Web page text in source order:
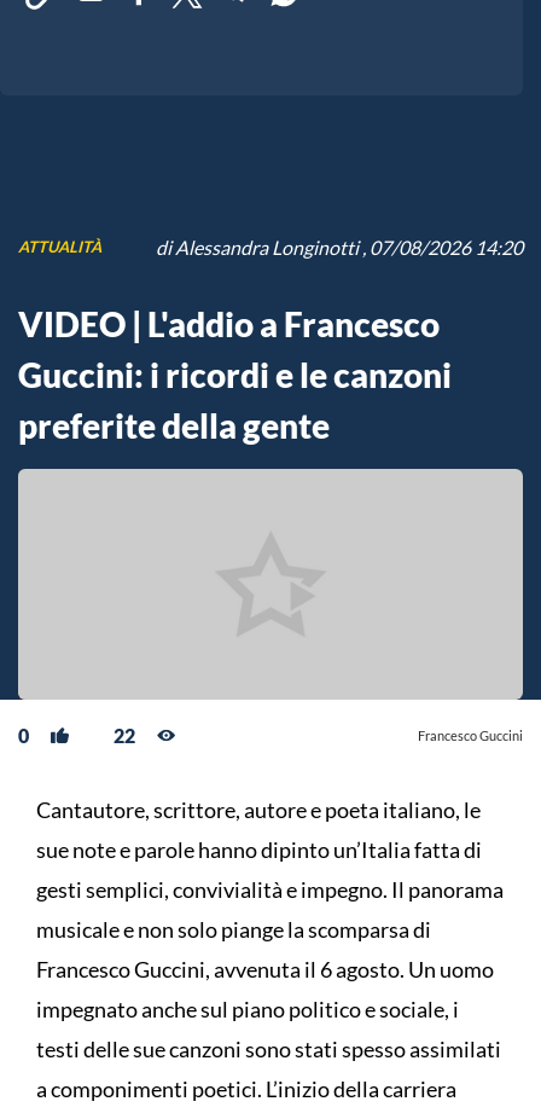
ATTUALITÀ diAlessandra Longinotti , 07/08/2026 14:20
VIDEO | L'addio a Francesco
Guccini: i ricordi e le canzoni
preferite della gente
0 22 Francesco Guccini
Cantautore, scrittore, autore e poeta italiano, le
sue note e parole hanno dipinto un’Italia fatta di
gesti semplici, convivialità e impegno. Il panorama
musicale e non solo piange la scomparsa di
Francesco Guccini, avvenuta il 6 agosto. Un uomo
impegnato anche sul piano politico e sociale, i
testi delle sue canzoni sono stati spesso assimilati
a componimenti poetici. L’inizio della carriera